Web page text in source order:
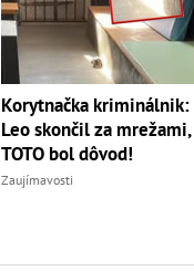
Korytnačka kriminálnik:
Leo skončil za mrežami,
TOTO bol dôvod!
Zaujímavosti